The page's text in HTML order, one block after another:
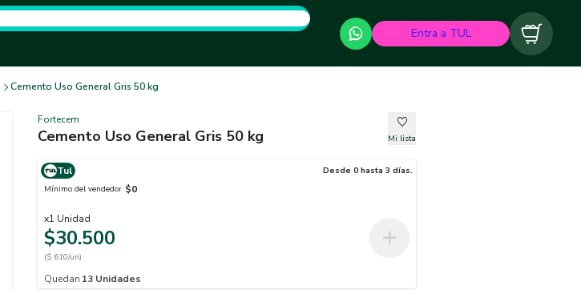
Entra a TUL Carrito
Cemento Uso General Gris 50 kg
Fortecem
Cemento Uso General Gris 50 kg Mi lista
Tul
Desde 0 hasta 3 días.
Mínimo del vendedor $0
x1 Unidad
$30.500
($ 610/un)
Quedan 13 Unidades